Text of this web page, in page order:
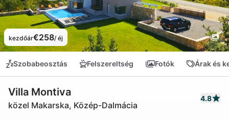
kezdőár€258/ éj
Szobabeosztás Felszereltség Fotók Árak és
Villa Montiva
közel Makarska, Közép-Dalmácia
4.8